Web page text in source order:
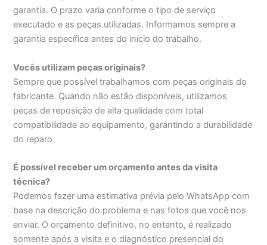
garantia. O prazo varia conforme o tipo de serviço
executado e as peças utilizadas. Informamos sempre a
garantia específica antes do início do trabalho.
Vocês utilizam peças originais?
Sempre que possível trabalhamos com peças originais do
fabricante. Quando não estão disponíveis, utilizamos
peças de reposição de alta qualidade com total
compatibilidade ao equipamento, garantindo a durabilidade
do reparo.
É possível receber um orçamento antes da visita
técnica?
Podemos fazer uma estimativa prévia pelo WhatsApp com
base na descrição do problema e nas fotos que você nos
enviar. O orçamento definitivo, no entanto, é realizado
somente após a visita e o diagnóstico presencial do